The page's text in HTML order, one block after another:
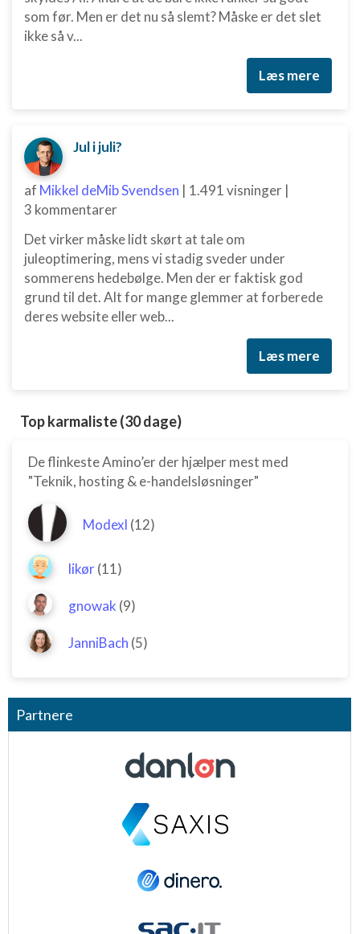
som før. Men er det nu så slemt? Måske er det slet
ikke så v...
Læs mere
Jul i juli?
af Mikkel deMib Svendsen | 1.491 visninger |
3 kommentarer
Det virker måske lidt skørt at tale om
juleoptimering, mens vi stadig sveder under
sommerens hedebølge. Men der er faktisk god
grund til det. Alt for mange glemmer at forberede
deres website eller web...
Læs mere
Top karmaliste (30 dage)
De flinkeste Amino’er der hjælper mest med
"Teknik, hosting & e-handelsløsninger"
Modexl (12)
likør(11)
gnowak (9)
JanniBach (5)
Partnere
Måle annonceringseffektivitet
Forstå målgrupper gennem statistikker eller
Udvikle og forbedre tjenester
Bruge begrænsede oplysninger til at vælge
indhold
Bruge præcise geografiske
placeringsoplysninger
Identificere enheder baseret på aktivt
anmodede oplysninger
Funktionel
Annoncering / marketing